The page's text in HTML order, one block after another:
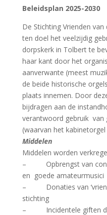
Beleidsplan 2025-2030
De Stichting Vrienden
ten doel het veelzijdig
dorpskerk in Tolbert te
haar kant door het
aanverwante (meest
de beide historische
plaats innemen. Door
bijdragen aan de
verantwoord gebruik van
(waarvan het
Middelen
Middelen worden
– Opbrengst van
en goede amateurmusici
– Donaties van
stichting
– Incidentele giften